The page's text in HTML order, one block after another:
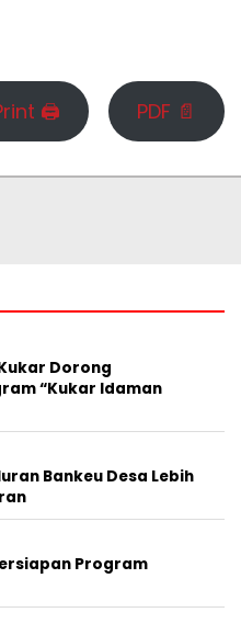
🖨 PDF 📄
Dorong
“Kukar Idaman
Bankeu Desa Lebih
Program